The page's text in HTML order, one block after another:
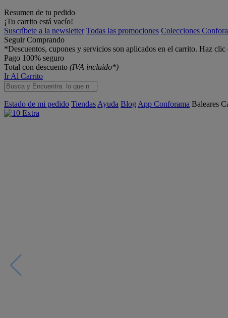
Resumen de tu pedido
¡Tu carrito está vacío!
Suscríbete a la newsletter Todas las promociones Colecciones
Seguir Comprando
*Descuentos, cupones y servicios son aplicados en el carrito. Haz
Pago 100% seguro
Total con descuento (IVA incluido*)
Ir Al Carrito
Estado de mi pedido Tiendas Ayuda Blog App Conforama Baleares